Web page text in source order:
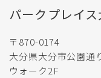
パークプレイ
〒870-0174
大分県大分市公園通
ウォーク2F